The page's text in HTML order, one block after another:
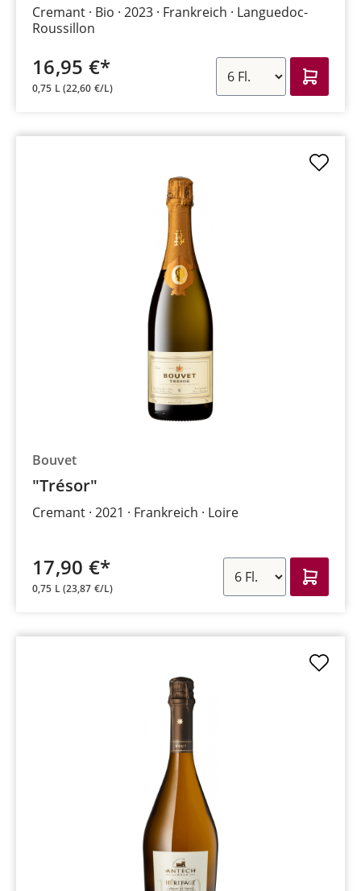
Cremant Bio 2023 Frankreich
Languedoc-
Roussillon
16,95 €*
0,75 L(22,60 €/L)
Bouvet
"Trésor"
Cremant 2021 Frankreich Loire
17,90 €*
0,75 L(23,87 €/L)